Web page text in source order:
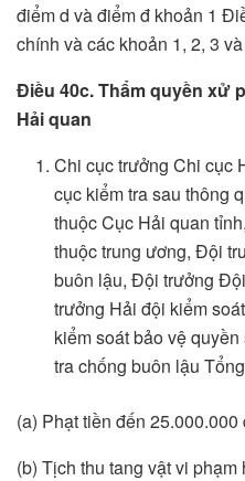
điểm d và điểm đ khoản 1
chính và các khoản 1, 2, 3
Điều 40c. Thẩm quyền xử
Hải quan
Chi cục trưởng Chi cục
cục kiểm tra sau thông
thuộc Cục Hải quan
thuộc trung ương, Đội
buôn lậu, Đội trưởng
trưởng Hải đội kiểm
kiểm soát bảo vệ
tra chống buôn lậu
(a) Phạt tiền đến 25.000.000
(b) Tịch thu tang vật vi